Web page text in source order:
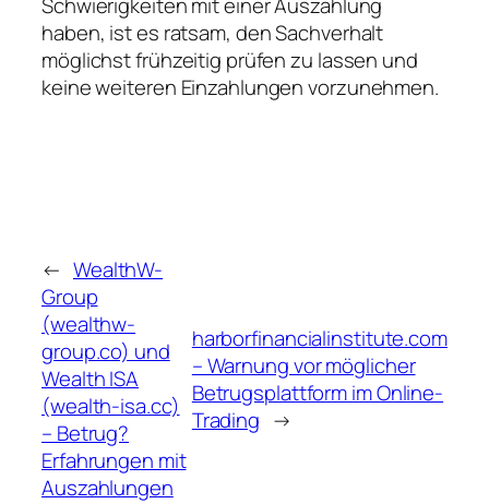
haben, ist es ratsam, den Sachverhalt
möglichst frühzeitig prüfen zu lassen und
keine weiteren Einzahlungen vorzunehmen.
← WealthW-
Group
(wealthw-
group.co) und
Wealth ISA
(wealth-isa.cc)
– Betrug?
Erfahrungen mit
Auszahlungen
harborfinancialinstitute.com
– Warnung vor möglicher
Betrugsplattform im Online-
Trading →